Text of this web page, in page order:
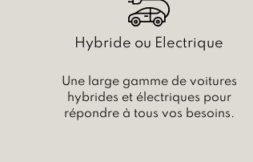
Hybride ou Electrique
Une large gamme de voitures
hybrides et électriques pour
répondre à tous vos besoins.